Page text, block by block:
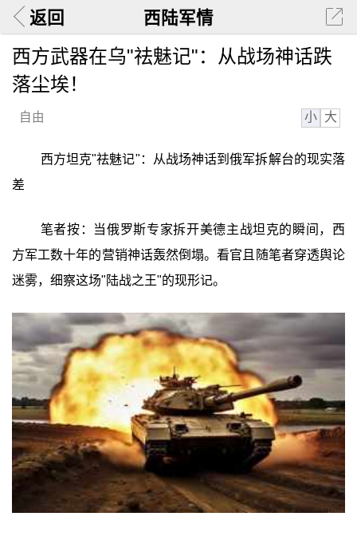
返回 西陆军情
西方武器在乌"祛魅记"：从战场神话跌
落尘埃！
自由 小 大
西方坦克"祛魅记"：从战场神话到俄军拆解台的现实落
差
笔者按：当俄罗斯专家拆开美德主战坦克的瞬间，西
方军工数十年的营销神话轰然倒塌。看官且随笔者穿透舆论
迷雾，细察这场"陆战之王"的现形记。